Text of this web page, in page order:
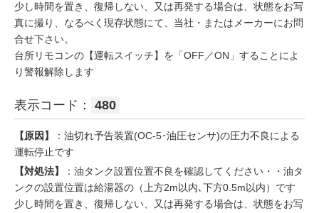
少し時間を置き、復帰しない、又は再発する場合は、状態をお写
真に撮り、なるべく現存状態にて、当社・またはメーカーにお問
合せ下さい。
台所リモコンの【運転スイッチ】を「OFF／ON」することによ
り警報解除します
表示コード： 480
【原因】
：油切れ予告装置(OC-5･油圧センサ)の圧力不良による
運転停止です
【対処法】
：油タンク設置位置不良を確認してください・・油タ
ンクの設置位置は給湯器の（上方2m以内､下方0.5m以内）です
少し時間を置き、復帰しない、又は再発する場合は、状態をお写